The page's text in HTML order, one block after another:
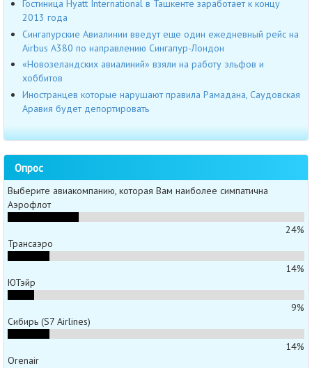
Гостиница Hyatt International в Ташкенте заработает к концу
2013 года
Сингапурские Авиалинии введут еще один ежедневный рейс на
Airbus А380 по направлению Сингапур-Лондон
«Новозеландских авиалиний» взяли на работу эльфов и
хоббитов
Иностранцев которые нарушают правила Рамадана, Саудовская
Аравия будет депортировать
Опрос
Выберите авиакомпанию, которая Вам наиболее симпатична
Аэрофлот
24%
Трансаэро
14%
ЮТэйр
9%
Сибирь (S7 Airlines)
14%
Orenair